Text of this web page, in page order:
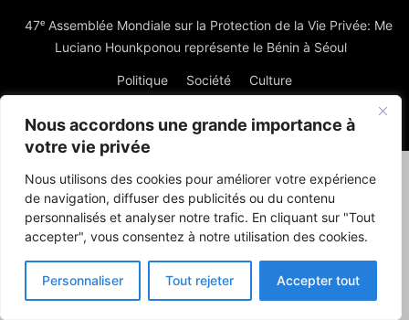
Nous accordons une grande importance à
votre vie privée
Nous utilisons des cookies pour améliorer votre expérience
de navigation, diffuser des publicités ou du contenu
personnalisés et analyser notre trafic. En cliquant sur "Tout
accepter", vous consentez à notre utilisation des cookies.
Personnaliser Tout rejeter Accepter tout
47ᵉ Assemblée Mondiale sur la Protection de la Vie Privée: Me
Luciano Hounkponou représente le Bénin à Séoul
Politique Société Culture
© Powered by digitXplus Francophone